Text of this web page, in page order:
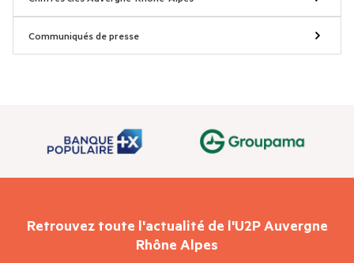
Communiqués de presse
Retrouvez toute l'actualité de l'U2P Auvergne
Rhône Alpes